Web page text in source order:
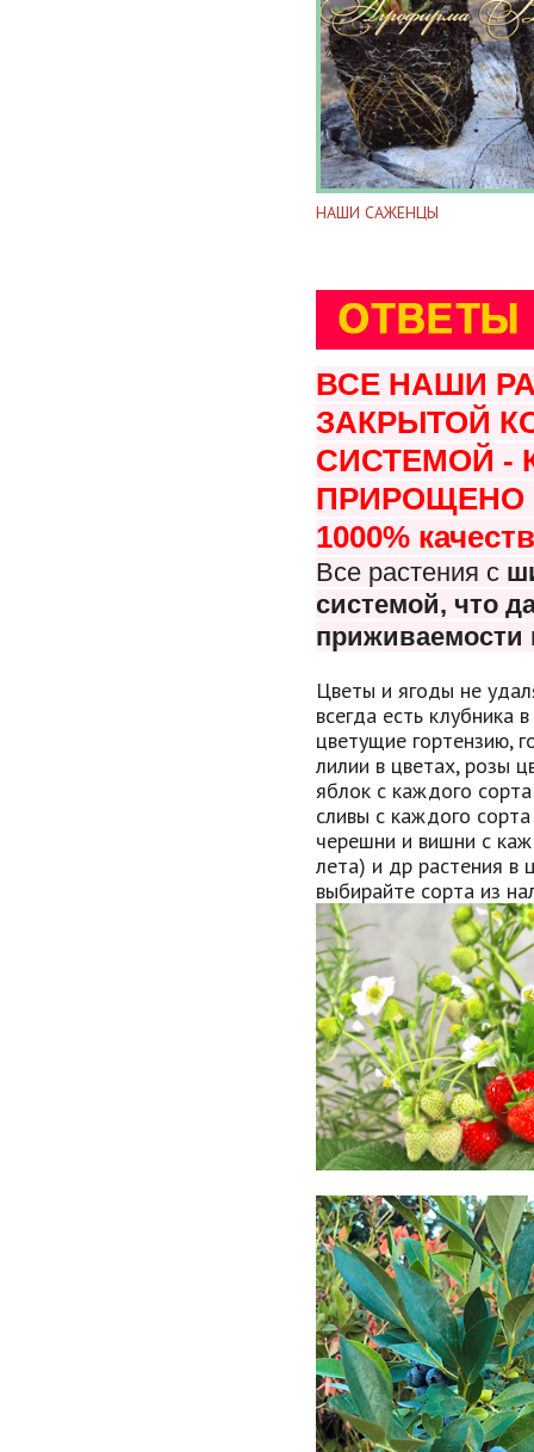
НАШИ САЖЕНЦЫ
ВСЕ НАШИ
ЗАКРЫТОЙ
СИСТЕМОЙ -
ПРИРОЩЕНО
1000%
Все растения с
системой, что
приживаемости
Цветы и ягоды не
всегда есть клубника
цветущие гортензию,
лилии в цветах, розы
яблок с каждого
сливы с каждого
черешни и вишни с
лета) и др растения в
выбирайте сорта из